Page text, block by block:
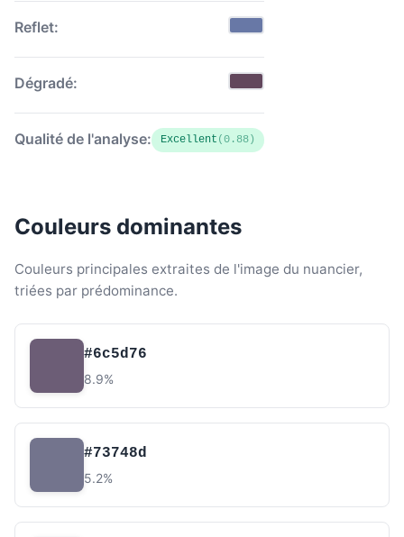
Reflet:
Dégradé:
Qualité de l'analyse: Excellent (0.88)
Couleurs dominantes
Couleurs principales extraites de l'image du nuancier,
triées par prédominance.
#6c5d76
8.9%
#73748d
5.2%